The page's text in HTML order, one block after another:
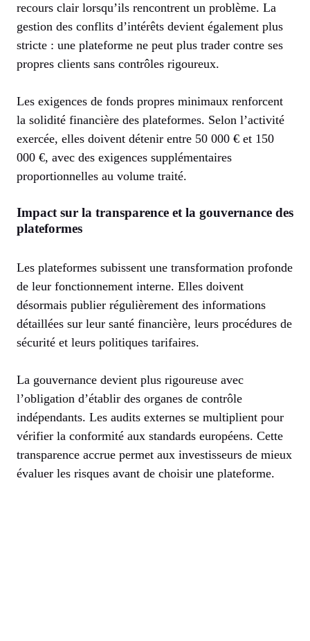
recours clair lorsqu’ils rencontrent un problème. La
gestion des conflits d’intérêts devient également plus
stricte : une plateforme ne peut plus trader contre ses
propres clients sans contrôles rigoureux.
Les exigences de fonds propres minimaux renforcent
la solidité financière des plateformes. Selon l’activité
exercée, elles doivent détenir entre 50 000 € et 150
000 €, avec des exigences supplémentaires
proportionnelles au volume traité.
Impact sur la transparence et la gouvernance des
plateformes
Les plateformes subissent une transformation profonde
de leur fonctionnement interne. Elles doivent
désormais publier régulièrement des informations
détaillées sur leur santé financière, leurs procédures de
sécurité et leurs politiques tarifaires.
La gouvernance devient plus rigoureuse avec
l’obligation d’établir des organes de contrôle
indépendants. Les audits externes se multiplient pour
vérifier la conformité aux standards européens. Cette
transparence accrue permet aux investisseurs de mieux
évaluer les risques avant de choisir une plateforme.